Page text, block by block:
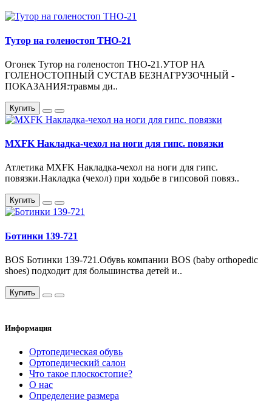
Тутор на голеностоп ТНО-21
Огонек Тутор на голеностоп ТНО-21.УТОР НА
ГОЛЕНОСТОПНЫЙ СУСТАВ БЕЗНАГРУЗОЧНЫЙ -
ПОКАЗАНИЯ:травмы ди..
Купить
MXFK Накладка-чехол на ноги для гипс. повязки
Атлетика MXFK Накладка-чехол на ноги для гипс.
повязки.Накладка (чехол) при ходьбе в гипсовой повяз..
Купить
Ботинки 139-721
BOS Ботинки 139-721.Обувь компании BOS (baby orthopedic
shoes) подходит для большинства детей и..
Купить
Информация
Ортопедическая обувь
Ортопедический салон
Что такое плоскостопие?
О нас
Определение размера